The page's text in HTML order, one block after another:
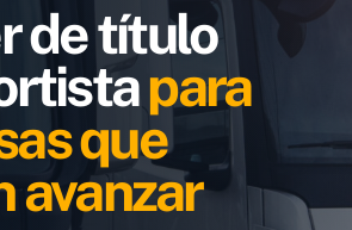
de título
para
que
avanzar